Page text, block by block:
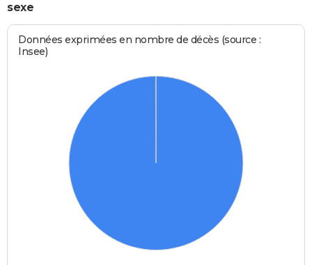
sexe
Données exprimées en nombre de décès (source :
Insee)